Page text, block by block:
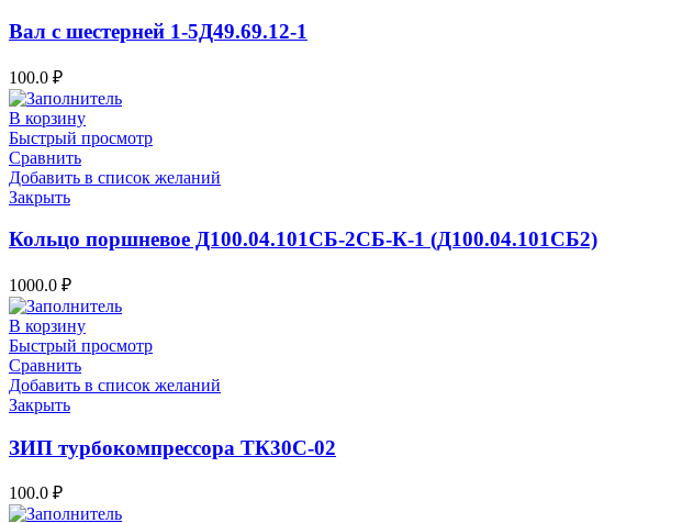
Вал с шестерней 1-5Д49.69.12-1
100.0 ₽
В корзину
Быстрый просмотр
Сравнить
Добавить в список желаний
Закрыть
Кольцо поршневое Д100.04.101СБ-2СБ-К-1 (Д100.04.101СБ2)
1000.0 ₽
В корзину
Быстрый просмотр
Сравнить
Добавить в список желаний
Закрыть
ЗИП турбокомпрессора ТК30С-02
100.0 ₽